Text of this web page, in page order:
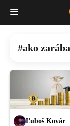
ako
Ľuboš Kovár